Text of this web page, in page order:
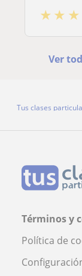
★★ ★
Ver
Tus clases
Términos y
Política de